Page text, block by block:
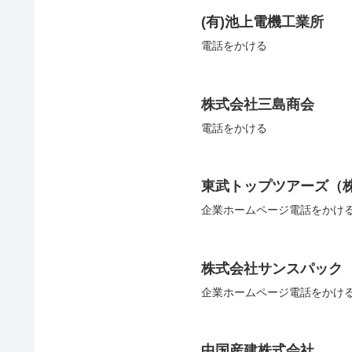
(有)池上電機工業所
電話をかける
株式会社三島商会
電話をかける
東武トップツアーズ（
企業ホームページ電話をかけ
株式会社サンスパック
企業ホームページ電話をかけ